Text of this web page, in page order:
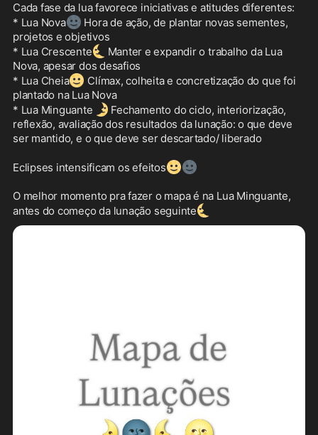
Cada fase da lua favorece iniciativas e atitudes diferentes:
* Lua Nova🌚 Hora de ação, de plantar novas sementes,
projetos e objetivos
* Lua Crescente🌜 Manter e expandir o trabalho da Lua
Nova, apesar dos desafios
* Lua Cheia🌝 Clímax, colheita e concretização do que foi
plantado na Lua Nova
* Lua Minguante 🌛 Fechamento do ciclo, interiorização,
reflexão, avaliação dos resultados da lunação: o que deve
ser mantido, e o que deve ser descartado/ liberado
Eclipses intensificam os efeitos🌝🌚
O melhor momento pra fazer o mapa é na Lua Minguante,
antes do começo da lunação seguinte🌜